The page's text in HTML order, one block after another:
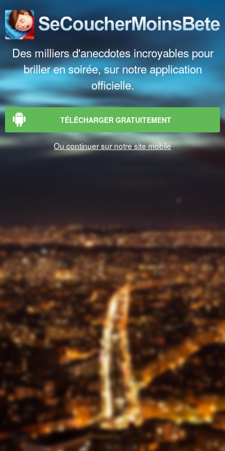
Des milliers d'anecdotes incroyables pour
briller en soirée, sur notre application
officielle.
TÉLÉCHARGER GRATUITEMENT
Ou continuer sur notre site mobile